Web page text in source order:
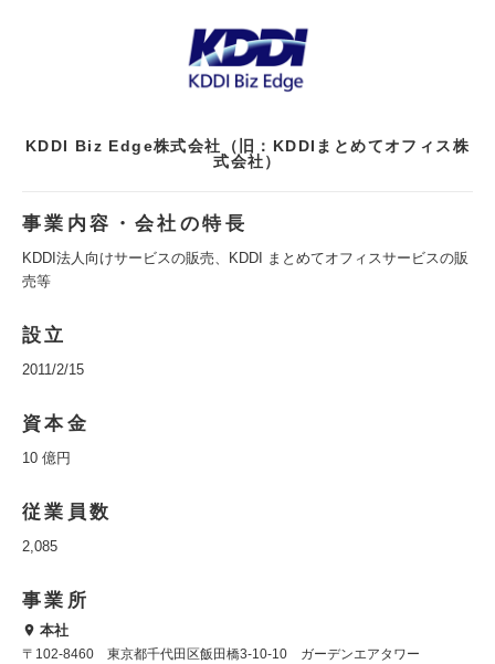
KDDI Biz Edge株式会社（旧：KDDIまとめてオフィス株
式会社）
事業内容・会社の特長
KDDI法人向けサービスの販売、KDDI まとめてオフィスサービスの販
売等
設立
2011/2/15
資本金
10 億円
従業員数
2,085
事業所
本社
〒102-8460 東京都千代田区飯田橋3-10-10 ガーデンエアタワー